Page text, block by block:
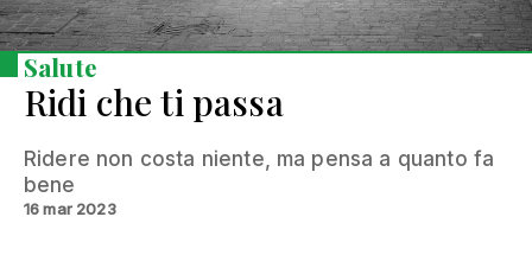
Salute
Ridi che ti passa
Ridere non costa niente, ma pensa a quanto fa
bene
16 mar 2023